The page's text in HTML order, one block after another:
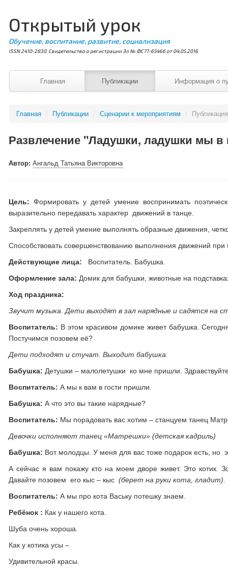
Открытый урок
Обучение, воспитание, развитие, социализация
ISSN 2410-2830. Свидетельство о регистрации Эл № ФС77-65466 от 04.05.2016
Главная Публикации Информация о
Главная / Публикации / Сценарии к мероприятиям /
Развлечение "Ладушки, ладушки мы в
Автор:Ангальд Татьяна Викторовна
Цель:Формировать у детей умение воспринимать
выразительно передавать характер движений в танце.
Закреплять у детей умение выполнять образные движения,
Способствовать совершенствованию выполнения движений при
Действующие лица: Воспитатель. Бабушка.
Оформление зала: Домик для бабушки, животные на
Ход праздника:
Звучит музыка. Дети выходят в зал нарядные и садятся на
Воспитатель: В этом красивом домике живет бабушка.
Постучимся позовем её?
Дети подходят и стучат. Выходит бабушка.
Бабушка: Детушки – малолетушки ко мне пришли.
Воспитатель: А мы к вам в гости пришли.
Бабушка: А что это вы такие нарядные?
Воспитатель: Мы порадовать вас хотим – станцуем танец
Девочки исполняют танец «Матрешки» (детская кадриль)
Бабушка: Вот молодцы. У меня для вас тоже подарок есть, но
А сейчас я вам покажу кто на моем дворе живет. Это котик.
Давайте позовем его кыс – кыс(берет на руки кота, гладит).
Воспитатель: А мы про кота Ваську потешку знаем.
Ребёнок : Как у нашего кота.
Шуба очень хороша.
Как у котика усы –
Удивительной красы.